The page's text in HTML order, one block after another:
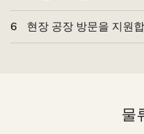
6 현장 공장 방문을 지원
물